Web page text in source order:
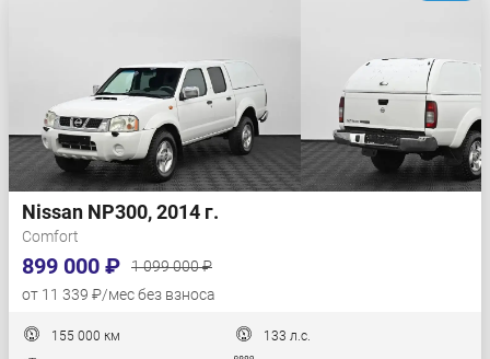
Nissan NP300, 2014 г.
Comfort
899 000 ₽
1 099 000 ₽
от 11 339 ₽/мес без взноса
155 000 км 133 л.с.